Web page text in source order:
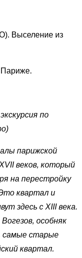
Выселение из
по
парижской
веков, который
на перестройку
квартал и
здесь с XIII века.
особняк
самые старые
квартал.